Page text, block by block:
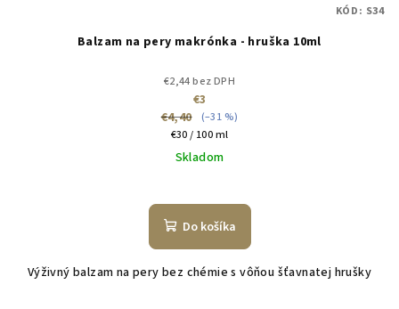
Balzam na pery makrónka - hruška 10ml
€2,44 bez DPH
€3
€4,40
(–31 %)
Jednotková
cena:
€30 / 100 ml
Skladom
Do košíka
Výživný balzam na pery bez chémie s vôňou šťavnatej hrušky
KÓD: S34